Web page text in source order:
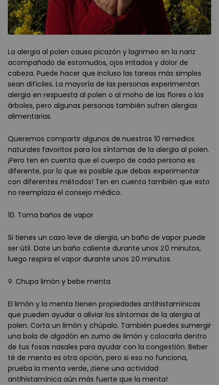
La alergia al polen causa picazón y lagrimeo en la nariz
acompañado de estornudos, ojos irritados y dolor de
cabeza. Puede hacer que incluso las tareas más simples
sean difíciles. La mayoría de las personas experimentan
alergia en respuesta al polen o al moho de las flores o los
árboles, pero algunas personas también sufren alergias
alimentarias.
Queremos compartir algunos de nuestros 10 remedios
naturales favoritos para los síntomas de la alergia al polen.
¡Pero ten en cuenta que el cuerpo de cada persona es
diferente, por lo que es posible que debas experimentar
con diferentes métodos! Ten en cuenta también que esto
no reemplaza el consejo médico.
10. Toma baños de vapor
Si tienes un caso leve de alergia, un baño de vapor puede
ser útil. Date un baño caliente durante unos 20 minutos,
luego respira el vapor durante unos 20 minutos.
9. Chupa limón y bebe menta
El limón y la menta tienen propiedades antihistamínicas
que pueden ayudar a aliviar los síntomas de la alergia al
polen. Corta un limón y chúpalo. También puedes sumergir
una bola de algodón en zumo de limón y colocarla dentro
de tus fosas nasales para ayudar con la congestión. Beber
té de menta es otra opción, pero si eso no funciona,
prueba la menta verde, ¡tiene una actividad
antihistamínica aún más fuerte que la menta!